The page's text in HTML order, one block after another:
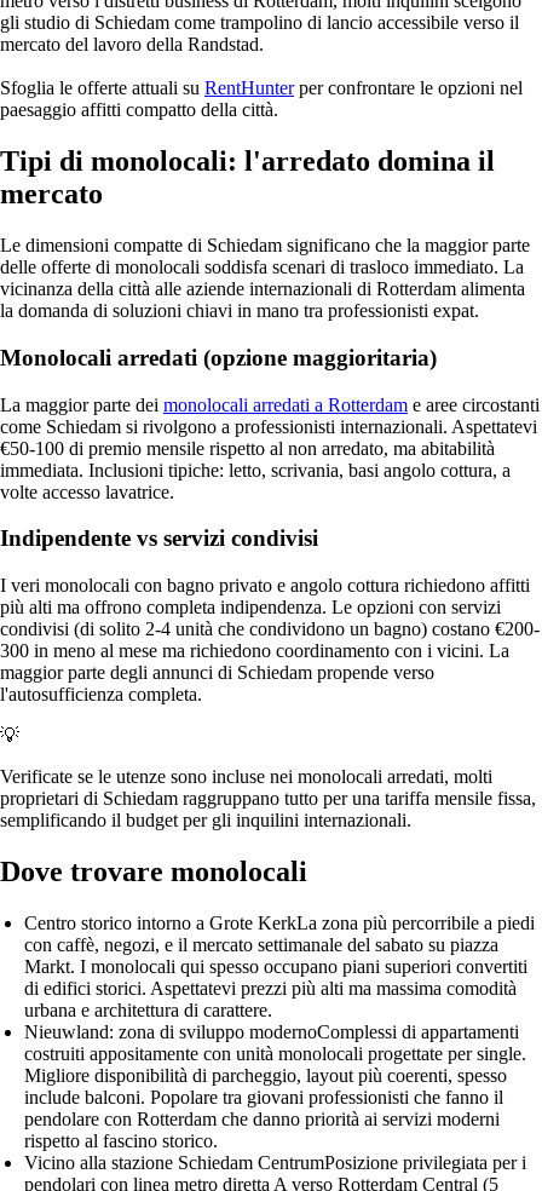
gli studio di Schiedam come trampolino di lancio accessibile verso il
mercato del lavoro della Randstad.
Sfoglia le offerte attuali su RentHunterper confrontare le opzioni nel
paesaggio affitti compatto della città.
Tipi di monolocali: l'arredato domina il
mercato
Le dimensioni compatte di Schiedam significano che la maggior parte
delle offerte di monolocali soddisfa scenari di trasloco immediato. La
vicinanza della città alle aziende internazionali di Rotterdam alimenta
la domanda di soluzioni chiavi in mano tra professionisti expat.
Monolocali arredati (opzione maggioritaria)
La maggior parte dei monolocali arredati a Rotterdam e aree circostanti
come Schiedam si rivolgono a professionisti internazionali. Aspettatevi
€50-100 di premio mensile rispetto al non arredato, ma abitabilità
immediata. Inclusioni tipiche: letto, scrivania, basi angolo cottura, a
volte accesso lavatrice.
Indipendente vs servizi condivisi
I veri monolocali con bagno privato e angolo cottura richiedono affitti
più alti ma offrono completa indipendenza. Le opzioni con servizi
condivisi (di solito 2-4 unità che condividono un bagno) costano €200-
300 in meno al mese ma richiedono coordinamento con i vicini. La
maggior parte degli annunci di Schiedam propende verso
l'autosufficienza completa.
💡
Verificate se le utenze sono incluse nei monolocali arredati, molti
proprietari di Schiedam raggruppano tutto per una tariffa mensile fissa,
semplificando il budget per gli inquilini internazionali.
Dove trovare monolocali
Centro storico intorno a Grote KerkLa zona più percorribile a piedi
con caffè, negozi, e il mercato settimanale del sabato su piazza
Markt. I monolocali qui spesso occupano piani superiori convertiti
di edifici storici. Aspettatevi prezzi più alti ma massima comodità
urbana e architettura di carattere.
Nieuwland: zona di sviluppo modernoComplessi di appartamenti
costruiti appositamente con unità monolocali progettate per single.
Migliore disponibilità di parcheggio, layout più coerenti, spesso
include balconi. Popolare tra giovani professionisti che fanno il
pendolare con Rotterdam che danno priorità ai servizi moderni
rispetto al fascino storico.
Vicino alla stazione Schiedam CentrumPosizione privilegiata per i
pendolari con linea metro diretta A verso Rotterdam Central (5